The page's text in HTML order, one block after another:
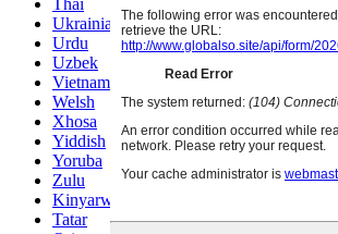
Thai
Ukrainian
Urdu
Uzbek
Vietnamese
Welsh
Xhosa
Yiddish
Yoruba
Zulu
Kinyarwanda
Tatar